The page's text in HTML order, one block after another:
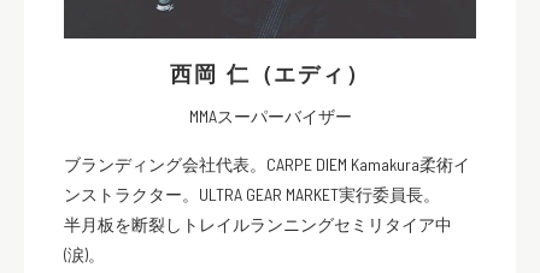
西岡 仁（エディ）
MMAスーパーバイザー
ブランディング会社代表。CARPE DIEM Kamakura柔術イ
ンストラクター。ULTRA GEAR MARKET実行委員長。
半月板を断裂しトレイルランニングセミリタイア中
(涙)。